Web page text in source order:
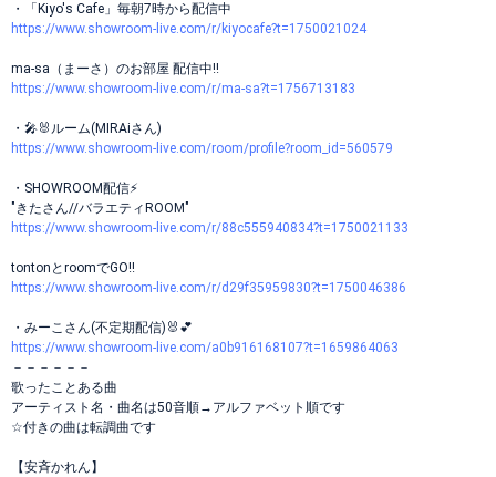
・「Kiyo's Cafe」毎朝7時から配信中
https://www.showroom-live.com/r/kiyocafe?t=1750021024
ma-sa（まーさ）のお部屋 配信中!!
https://www.showroom-live.com/r/ma-sa?t=1756713183
・🎤🐰ルーム(MIRAiさん)
https://www.showroom-live.com/room/profile?room_id=560579
・SHOWROOM配信⚡
"きたさん//バラエティROOM"
https://www.showroom-live.com/r/88c555940834?t=1750021133
tontonとroomでGO!!
https://www.showroom-live.com/r/d29f35959830?t=1750046386
・みーこさん(不定期配信)🐰💕
https://www.showroom-live.com/a0b916168107?t=1659864063
－－－－－－
歌ったことある曲
アーティスト名・曲名は50音順→アルファベット順です
☆付きの曲は転調曲です
【安斉かれん】